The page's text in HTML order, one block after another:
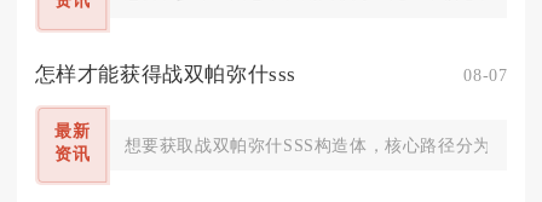
怎样才能获得战双帕弥什sss 08-07
最新
资讯
想要获取战双帕弥什SSS构造体，核心路径分为定